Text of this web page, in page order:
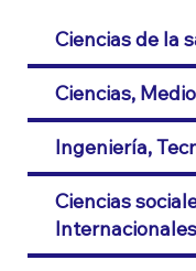
Ciencias de la
Ciencias,
Ingeniería,
Ciencias
Internacionales